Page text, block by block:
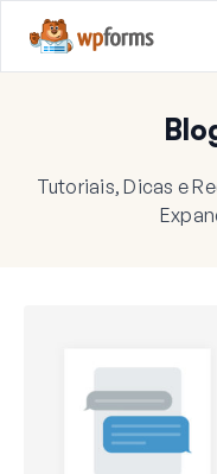
Tutoriais, Dicas e